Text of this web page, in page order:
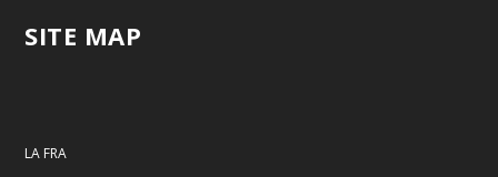
SITE MAP
LA FRA